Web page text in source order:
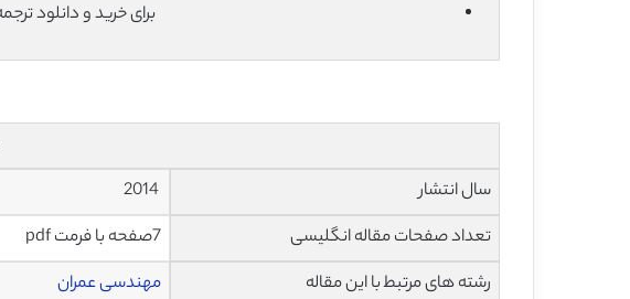
برای خرید و دانلود
سال انتشار
تعداد صفحات مقاله انگلیسی
7صفحه با فرمت pdf
رشته های مرتبط با این مقاله
مهندسی عمران